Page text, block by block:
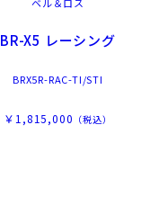
ベル＆ロス
BR-X5 レーシング
BRX5R-RAC-TI/STI
￥1,815,000 （税込）